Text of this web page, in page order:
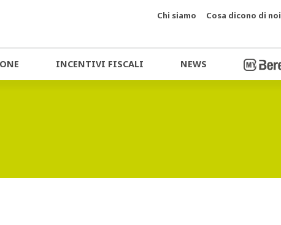
INCENTIVI FISCALI NEWS
Chi siamo Cosa dicono di noi